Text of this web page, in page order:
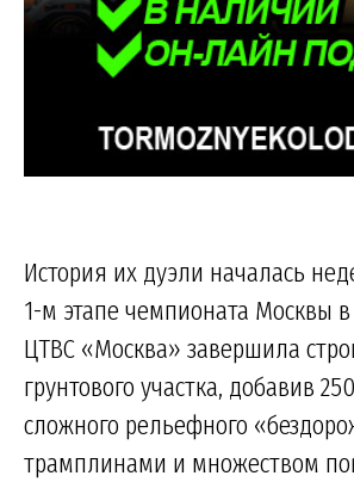
История их дуэли началась
1-м этапе чемпионата Москвы
ЦТВС «Москва» завершила
грунтового участка, добавив
сложного рельефного
трамплинами и множеством